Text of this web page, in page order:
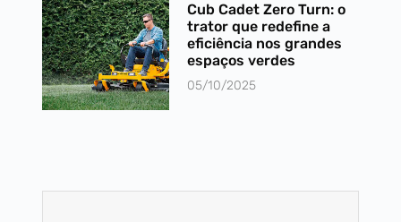
Cub Cadet Zero Turn: o
trator que redefine a
eficiência nos grandes
espaços verdes
05/10/2025